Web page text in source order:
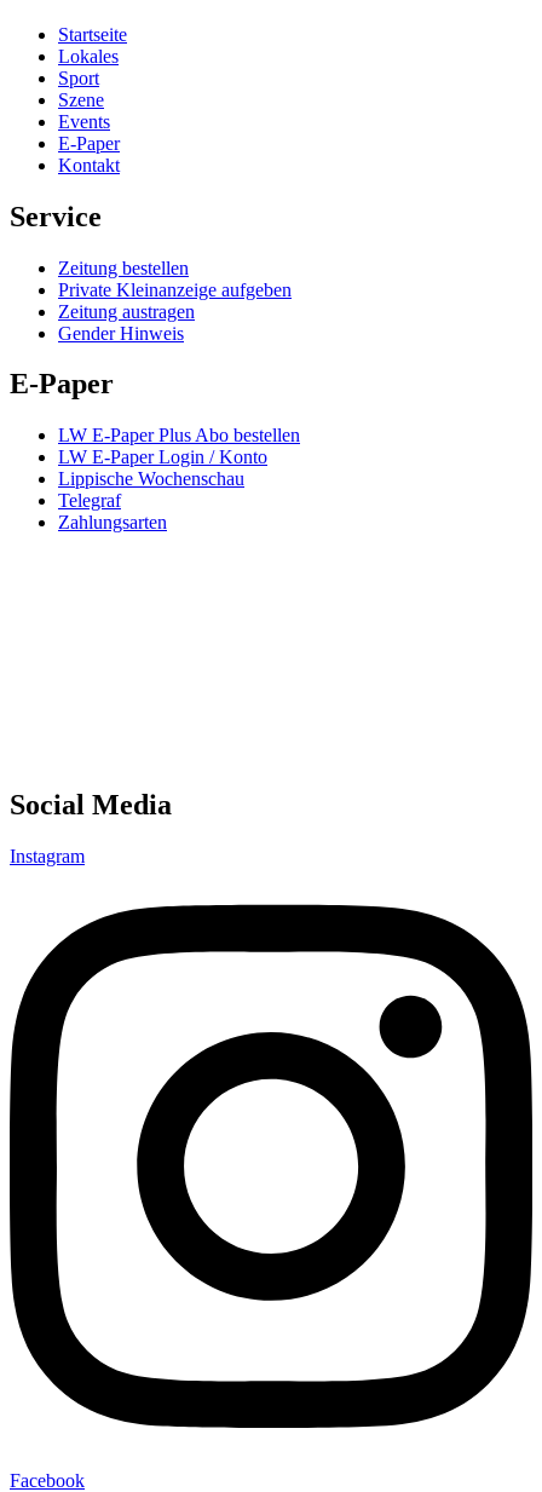
Startseite
Lokales
Sport
Szene
Events
E-Paper
Kontakt
Service
Zeitung bestellen
Private Kleinanzeige aufgeben
Zeitung austragen
Gender Hinweis
E-Paper
LW E-Paper Plus Abo bestellen
LW E-Paper Login / Konto
Lippische Wochenschau
Telegraf
Zahlungsarten
Social Media
Instagram
Facebook